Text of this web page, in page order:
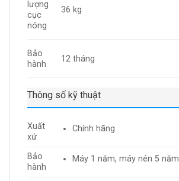
lượng
cục
nóng
36 kg
Bảo
hành
12 tháng
Thông số kỹ thuật
Xuất
xứ
Chính hãng
Bảo
hành
Máy 1 năm, máy nén 5 năm